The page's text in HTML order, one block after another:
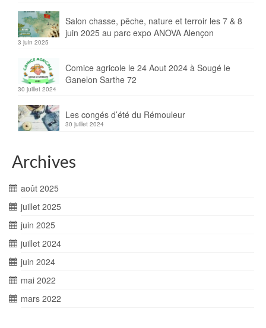
Salon chasse, pêche, nature et terroir les 7 & 8
juin 2025 au parc expo ANOVA Alençon
3 juin 2025
Comice agricole le 24 Aout 2024 à Sougé le
Ganelon Sarthe 72
30 juillet 2024
Les congés d’été du Rémouleur
30 juillet 2024
Archives
août 2025
juillet 2025
juin 2025
juillet 2024
juin 2024
mai 2022
mars 2022